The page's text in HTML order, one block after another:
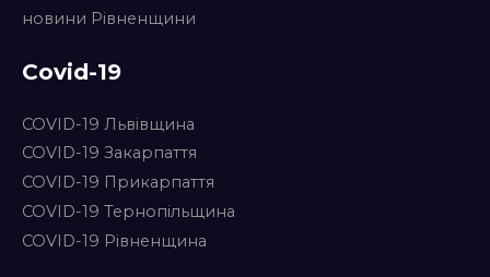
новини Рівненщини
Covid-19
COVID-19 Львівщина
COVID-19 Закарпаття
COVID-19 Прикарпаття
COVID-19 Тернопільщина
COVID-19 Рівненщина